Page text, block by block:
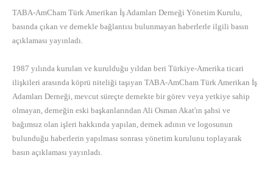
TABA-AmCham Türk Amerikan İş Adamları Derneği Yönetim Kurulu,
basında çıkan ve dernekle bağlantısı bulunmayan haberlerle ilgili basın
açıklaması yayınladı.
1987 yılında kurulan ve kurulduğu yıldan beri Türkiye-Amerika ticari
ilişkileri arasında köprü niteliği taşıyan TABA-AmCham Türk Amerikan İş
Adamları Derneği, mevcut süreçte dernekte bir görev veya yetkiye sahip
olmayan, derneğin eski başkanlarından Ali Osman Akat'ın şahsi ve
bağımsız olan işleri hakkında yapılan, dernek adının ve logosunun
bulunduğu haberlerin yapılması sonrası yönetim kurulunu toplayarak
basın açıklaması yayınladı.